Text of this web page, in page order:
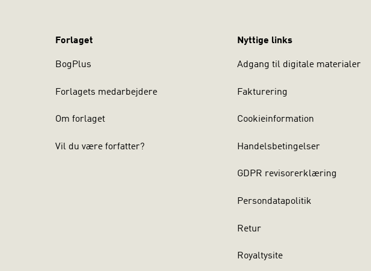
Forlaget
BogPlus
Forlagets medarbejdere
Om forlaget
Vil du være forfatter?
Nyttige links
Adgang til digitale materialer
Fakturering
Cookieinformation
Handelsbetingelser
GDPR revisorerklæring
Persondatapolitik
Retur
Royaltysite